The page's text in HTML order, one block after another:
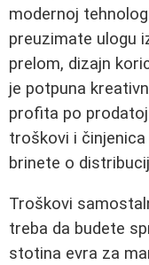
modernoj
preuzimate ulogu
prelom, dizajn
je potpuna
profita po
troškovi i
brinete o
Troškovi
treba da budete
stotina evra za